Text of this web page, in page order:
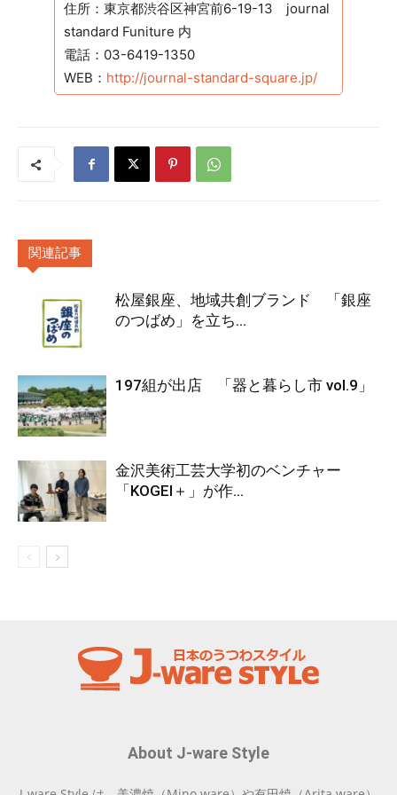
住所：東京都渋谷区神宮前6-19-13 journal
standard Funiture 内
電話：03-6419-1350
WEB： http://journal-standard-square.jp/
関連記事
松屋銀座、地域共創ブランド 「銀座
のつばめ」を立ち...
197組が出店 「器と暮らし市 vol.9」
金沢美術工芸大学初のベンチャー
「KOGEI＋」が作...
About J-ware Style